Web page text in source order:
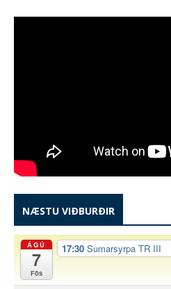
NÆSTU VIÐBURÐIR
ÁGÚ
7
Fös
17:30 Sumarsyrpa TR III